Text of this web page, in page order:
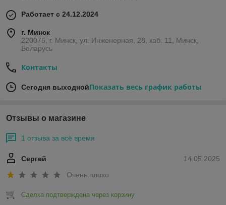
Работает с 24.12.2024
г. Минск
220075, г. Минск, ул. Инженерная, 28, каб. 11, Минск,
Беларусь
Контакты
Сегодня выходнойПоказать весь график работы
Отзывы о магазине
1 отзыва за всё время
14.05.2025
Сергей
Очень плохо
Сделка подтверждена через корзину